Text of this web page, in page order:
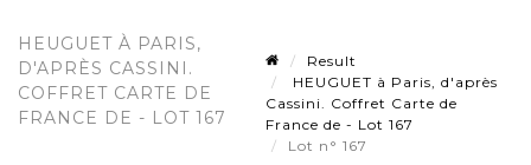
HEUGUET À PARIS,
D'APRÈS CASSINI.
COFFRET CARTE DE
FRANCE DE - LOT 167
Result
HEUGUET à Paris, d'après
Cassini. Coffret Carte de
France de - Lot 167
Lot n° 167